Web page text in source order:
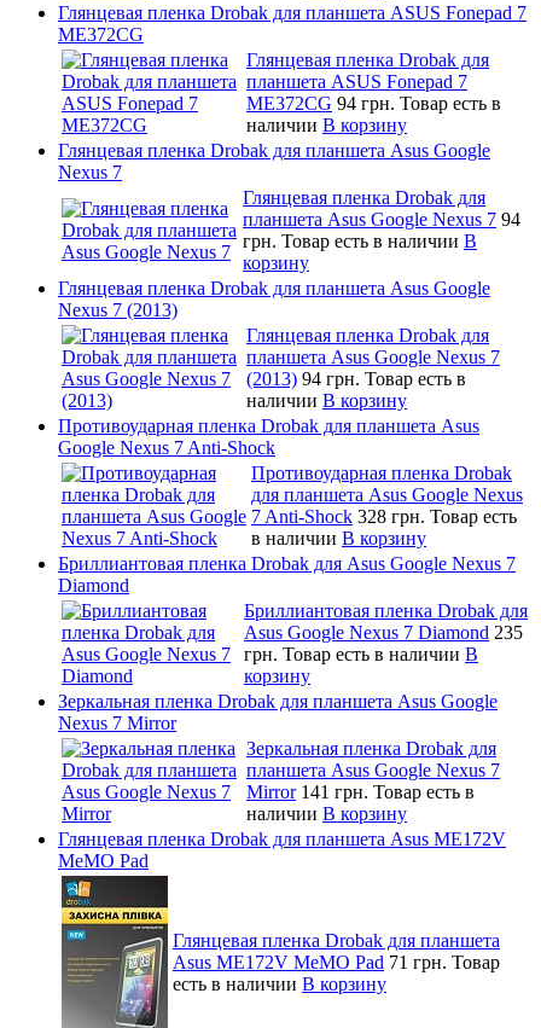
Глянцевая пленка Drobak для планшета ASUS Fonepad 7
ME372CG
Глянцевая пленка Drobak для
планшета ASUS Fonepad 7
ME372CG 94 грн. Товар есть в
наличии В корзину
Глянцевая пленка Drobak для планшета Asus Google
Nexus 7
Глянцевая пленка Drobak для
планшета Asus Google Nexus 7 94
грн. Товар есть в наличии В
корзину
Глянцевая пленка Drobak для планшета Asus Google
Nexus 7 (2013)
Глянцевая пленка Drobak для
планшета Asus Google Nexus 7
(2013) 94 грн. Товар есть в
наличии В корзину
Противоударная пленка Drobak для планшета Asus
Google Nexus 7 Anti-Shock
Противоударная пленка Drobak
для планшета Asus Google Nexus
7 Anti-Shock 328 грн. Товар есть
в наличии В корзину
Бриллиантовая пленка Drobak для Asus Google Nexus 7
Diamond
Бриллиантовая пленка Drobak для
Asus Google Nexus 7 Diamond 235
грн. Товар есть в наличии В
корзину
Зеркальная пленка Drobak для планшета Asus Google
Nexus 7 Mirror
Зеркальная пленка Drobak для
планшета Asus Google Nexus 7
Mirror 141 грн. Товар есть в
наличии В корзину
Глянцевая пленка Drobak для планшета Asus ME172V
MeMO Pad
Глянцевая пленка Drobak для планшета
Asus ME172V MeMO Pad 71 грн. Товар
есть в наличии В корзину